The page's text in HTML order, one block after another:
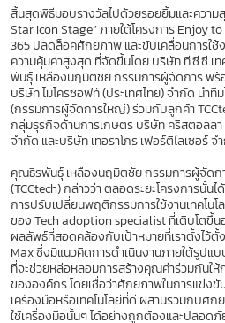
สิ้นสุดพิธีมอบรางวัลไปด้วยรอยยิ้มและความ
Star Icon Stage” ภายใต้โครงการ Enjoy
365 ปลดล็อคศักยภาพ และขับเคลื่อนการใช้ง
ความคุ้มค่าสูงสุด ที่จัดขึ้นโดย บริษัท ที.ซี.ซี เ
พันธุ์ เหลืองนฤมิตชัย กรรมการผู้จัดการ พร้
บริษัท ไมโครซอฟท์ (ประเทศไทย) จำกัด น
(กรรมการผู้จัดการใหญ่) ร่วมกับลูกค้า
กลุ่มธุรกิจด้านการเกษตร บริษัท คริสตอลลา
จำกัด และบริษัท เทอราโกร เฟอร์ติไลเซอร์ จํ
คุณธีรพันธุ์ เหลืองนฤมิตชัย กรรมการผู้จัดกา
(TCCtech) กล่าวว่า ตลอดระยะโครงการนั้น
การปรับเปลี่ยนพฤติกรรมการใช้งานเทคโน
ของ Tech adoption specialist ที่เติบโตขึ้น
ผลลัพธ์ที่สอดคล้องกับเป้าหมายที่เราตั้งไว้
Max ซึ่งมีแนวคิดการดำเนินงานภายใต้รูปแ
ที่จะช่วยหล่อหลอมการสร้างคุณค่าร่วมกันใ
ขององค์กร โดยเชื่อว่าศักยภาพในการแข่ง
เครื่องมือหรือเทคโนโลยีที่ดี ผสานรวมกับศั
ใช้เครื่องมือนั้นๆ ได้อย่างถูกต้องและปลอด